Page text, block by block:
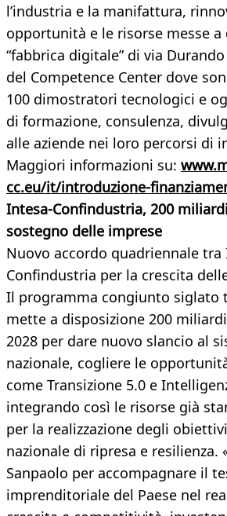
l’industria e la manifattura,
opportunità e le risorse messe a
“fabbrica digitale” di via
del Competence Center dove
100 dimostratori tecnologici e
di formazione, consulenza,
alle aziende nei loro percorsi di
Maggiori informazioni su:
cc.eu/it/introduzione-
Intesa-Confindustria, 200
sostegno delle imprese
Nuovo accordo quadriennale tra
Confindustria per la crescita
Il programma congiunto siglato
mette a disposizione 200
2028 per dare nuovo slancio al
nazionale, cogliere le
come Transizione 5.0 e
integrando così le risorse già
per la realizzazione degli
nazionale di ripresa e resilienza.
Sanpaolo per accompagnare il
imprenditoriale del Paese nel